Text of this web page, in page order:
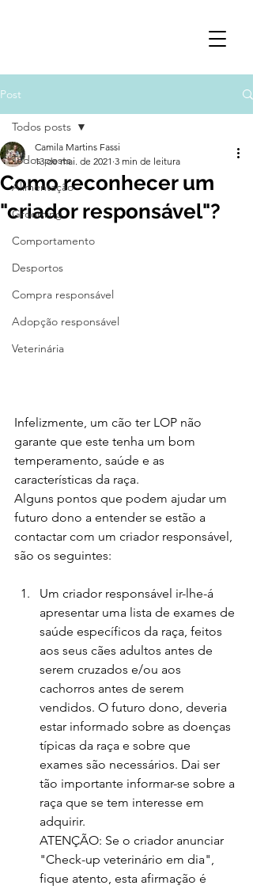
Post
Todos posts
Alimentação
Grooming
Comportamento
Desportos
Compra responsável
Adopção responsável
Veterinária
Todos posts
Como reconhecer um
"criador responsável"?
Camila Martins Fassi
13 de mai. de 2021 3 min de leitura
Infelizmente, um cão ter LOP não
garante que este tenha um bom
temperamento, saúde e as
características da raça.
Alguns pontos que podem ajudar um
futuro dono a entender se estão a
contactar com um criador responsável,
são os seguintes:
Um criador responsável ir-lhe-á
apresentar uma lista de exames de
saúde específicos da raça, feitos
aos seus cães adultos antes de
serem cruzados e/ou aos
cachorros antes de serem
vendidos. O futuro dono, deveria
estar informado sobre as doenças
típicas da raça e sobre que
exames são necessários. Dai ser
tão importante informar-se sobre a
raça que se tem interesse em
adquirir.
ATENÇÃO: Se o criador anunciar
"Check-up veterinário em dia",
fique atento, esta afirmação é